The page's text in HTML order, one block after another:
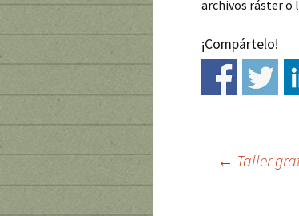
archivos ráster o
¡Compártelo!
← Taller